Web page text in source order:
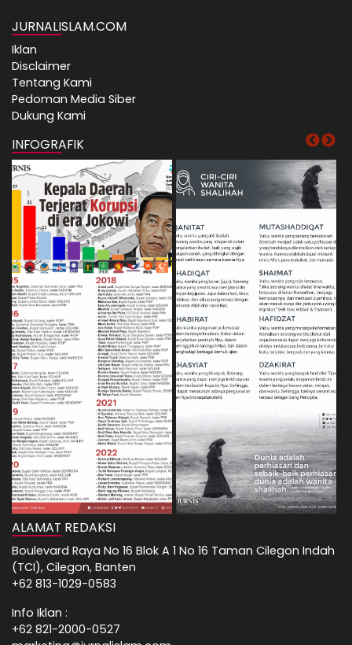
JURNALISLAM.COM
Iklan
Disclaimer
Tentang Kami
Pedoman Media Siber
Dukung Kami
INFOGRAFIK
ALAMAT REDAKSI
Boulevard Raya No 16 Blok A 1 No 16 Taman Cilegon Indah
(TCI), Cilegon, Banten
+62 813-1029-0583
Info Iklan :
+62 821-2000-0527